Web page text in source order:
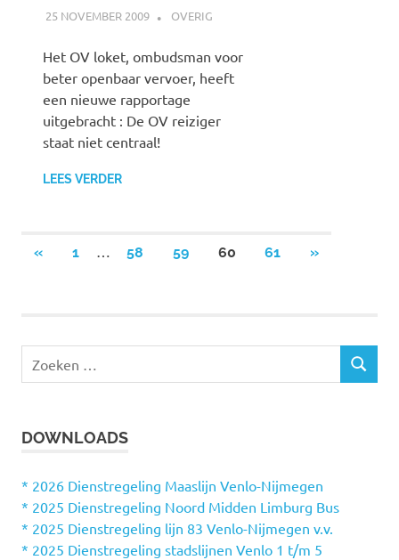
25 NOVEMBER 2009 JOHAN
OVERIG
Het OV loket, ombudsman voor
beter openbaar vervoer, heeft
een nieuwe rapportage
uitgebracht : De OV reiziger
staat niet centraal!
LEES VERDER
« VORIGE
1 58 59 60 61
VOLGENDE
»
e
n
a
a
r
Z
DOWNLOADS
* 2026 Dienstregeling Maaslijn Venlo-Nijmegen
* 2025 Dienstregeling Noord Midden Limburg Bus
* 2025 Dienstregeling lijn 83 Venlo-Nijmegen v.v.
* 2025 Dienstregeling stadslijnen Venlo 1 t/m 5